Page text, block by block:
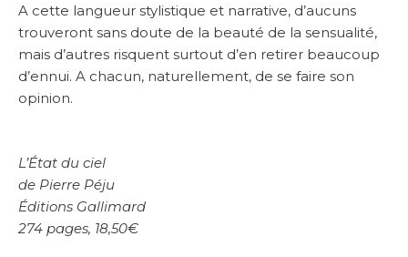
A cette langueur stylistique et narrative, d’aucuns
trouveront sans doute de la beauté de la sensualité,
mais d’autres risquent surtout d’en retirer beaucoup
d’ennui. A chacun, naturellement, de se faire son
opinion.
L’État du ciel
de Pierre Péju
Éditions Gallimard
274 pages, 18,50€